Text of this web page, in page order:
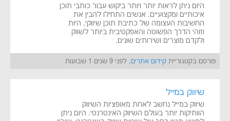
היום ניתן לראות יותר ויותר ביקוש עבור כותבי תוכן
איכותיים ומקצועיים. אנשים התחילו להבין את
החשיבות העצומה של כתיבת תוכן שיווקי, היות
וזוהי הדרך הפשוטה והאפקטיבית ביותר לשווק
ולקדם מוצרים ושירותים שונים.
פורסם בקטגוריית קידום אתרים, לפני 9 שנים 1 שבועות
שיווק במייל
שיווק במייל נחשב לאחת מאופציות השיווק
הוותיקות יותר בעולם השיווק האינטרנטי. היום ניתן